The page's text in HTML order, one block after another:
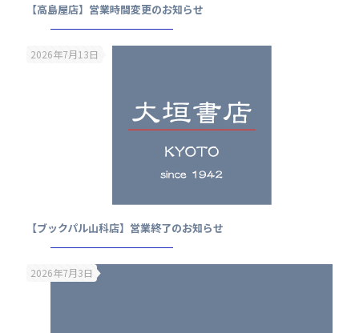
【高島屋店】営業時間変更のお知らせ
2026年7月13日
【ブックパル山科店】営業終了のお知らせ
2026年7月3日